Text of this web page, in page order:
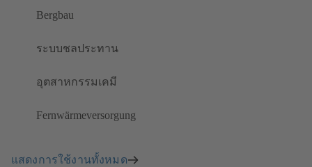
Bergbau
ระบบชลประทาน
อุตสาหกรรมเคมี
Fernwärmeversorgung
แสดงการใช้งานทั้งหมด